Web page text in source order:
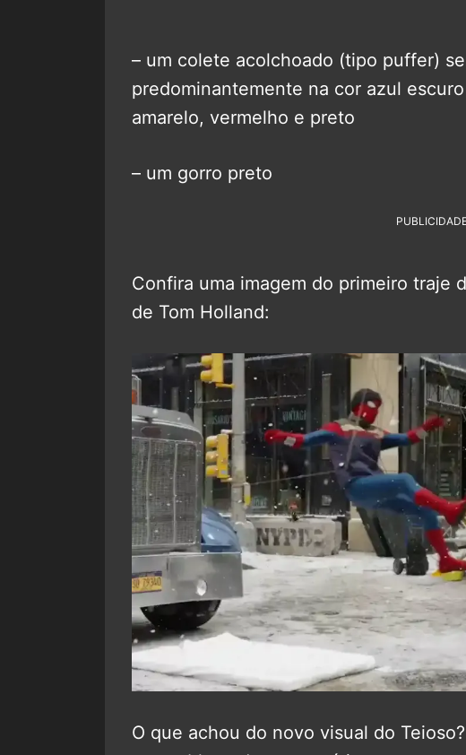
– um colete acolchoado (tipo puffer)
predominantemente na cor azul
amarelo, vermelho e preto
– um gorro preto
Confira uma imagem do primeiro traje
de Tom Holland:
O que achou do novo visual do